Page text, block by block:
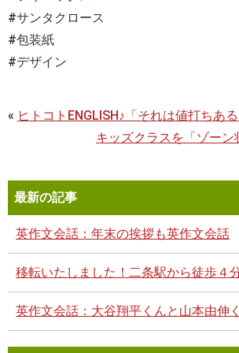
#サンタクロース
#包装紙
#デザイン
« ヒトコトENGLISH♪「それは値打ちある
キッズクラスを「ゾー
最新の記事
英作文会話：年末の挨拶も英作文会話
移転いたしました！二条駅から徒歩４
英作文会話：大谷翔平くんと山本由伸